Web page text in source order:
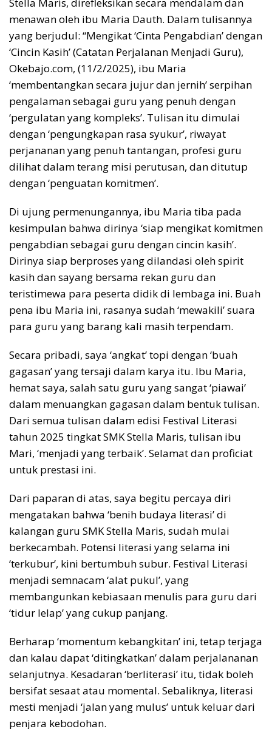
menawan oleh ibu Maria Dauth. Dalam tulisannya
yang berjudul: “Mengikat ‘Cinta Pengabdian’ dengan
‘Cincin Kasih’ (Catatan Perjalanan Menjadi Guru),
Okebajo.com, (11/2/2025), ibu Maria
‘membentangkan secara jujur dan jernih’ serpihan
pengalaman sebagai guru yang penuh dengan
‘pergulatan yang kompleks’. Tulisan itu dimulai
dengan ‘pengungkapan rasa syukur’, riwayat
perjananan yang penuh tantangan, profesi guru
dilihat dalam terang misi perutusan, dan ditutup
dengan ‘penguatan komitmen’.
Di ujung permenungannya, ibu Maria tiba pada
kesimpulan bahwa dirinya ‘siap mengikat komitmen
pengabdian sebagai guru dengan cincin kasih’.
Dirinya siap berproses yang dilandasi oleh spirit
kasih dan sayang bersama rekan guru dan
teristimewa para peserta didik di lembaga ini. Buah
pena ibu Maria ini, rasanya sudah ‘mewakili’ suara
para guru yang barang kali masih terpendam.
Secara pribadi, saya ‘angkat’ topi dengan ‘buah
gagasan’ yang tersaji dalam karya itu. Ibu Maria,
hemat saya, salah satu guru yang sangat ‘piawai’
dalam menuangkan gagasan dalam bentuk tulisan.
Dari semua tulisan dalam edisi Festival Literasi
tahun 2025 tingkat SMK Stella Maris, tulisan ibu
Mari, ‘menjadi yang terbaik’. Selamat dan proficiat
untuk prestasi ini.
Dari paparan di atas, saya begitu percaya diri
mengatakan bahwa ‘benih budaya literasi’ di
kalangan guru SMK Stella Maris, sudah mulai
berkecambah. Potensi literasi yang selama ini
‘terkubur’, kini bertumbuh subur. Festival Literasi
menjadi semnacam ‘alat pukul’, yang
membangunkan kebiasaan menulis para guru dari
‘tidur lelap’ yang cukup panjang.
Berharap ‘momentum kebangkitan’ ini, tetap terjaga
dan kalau dapat ‘ditingkatkan’ dalam perjalananan
selanjutnya. Kesadaran ‘berliterasi’ itu, tidak boleh
bersifat sesaat atau momental. Sebaliknya, literasi
mesti menjadi ‘jalan yang mulus’ untuk keluar dari
penjara kebodohan.